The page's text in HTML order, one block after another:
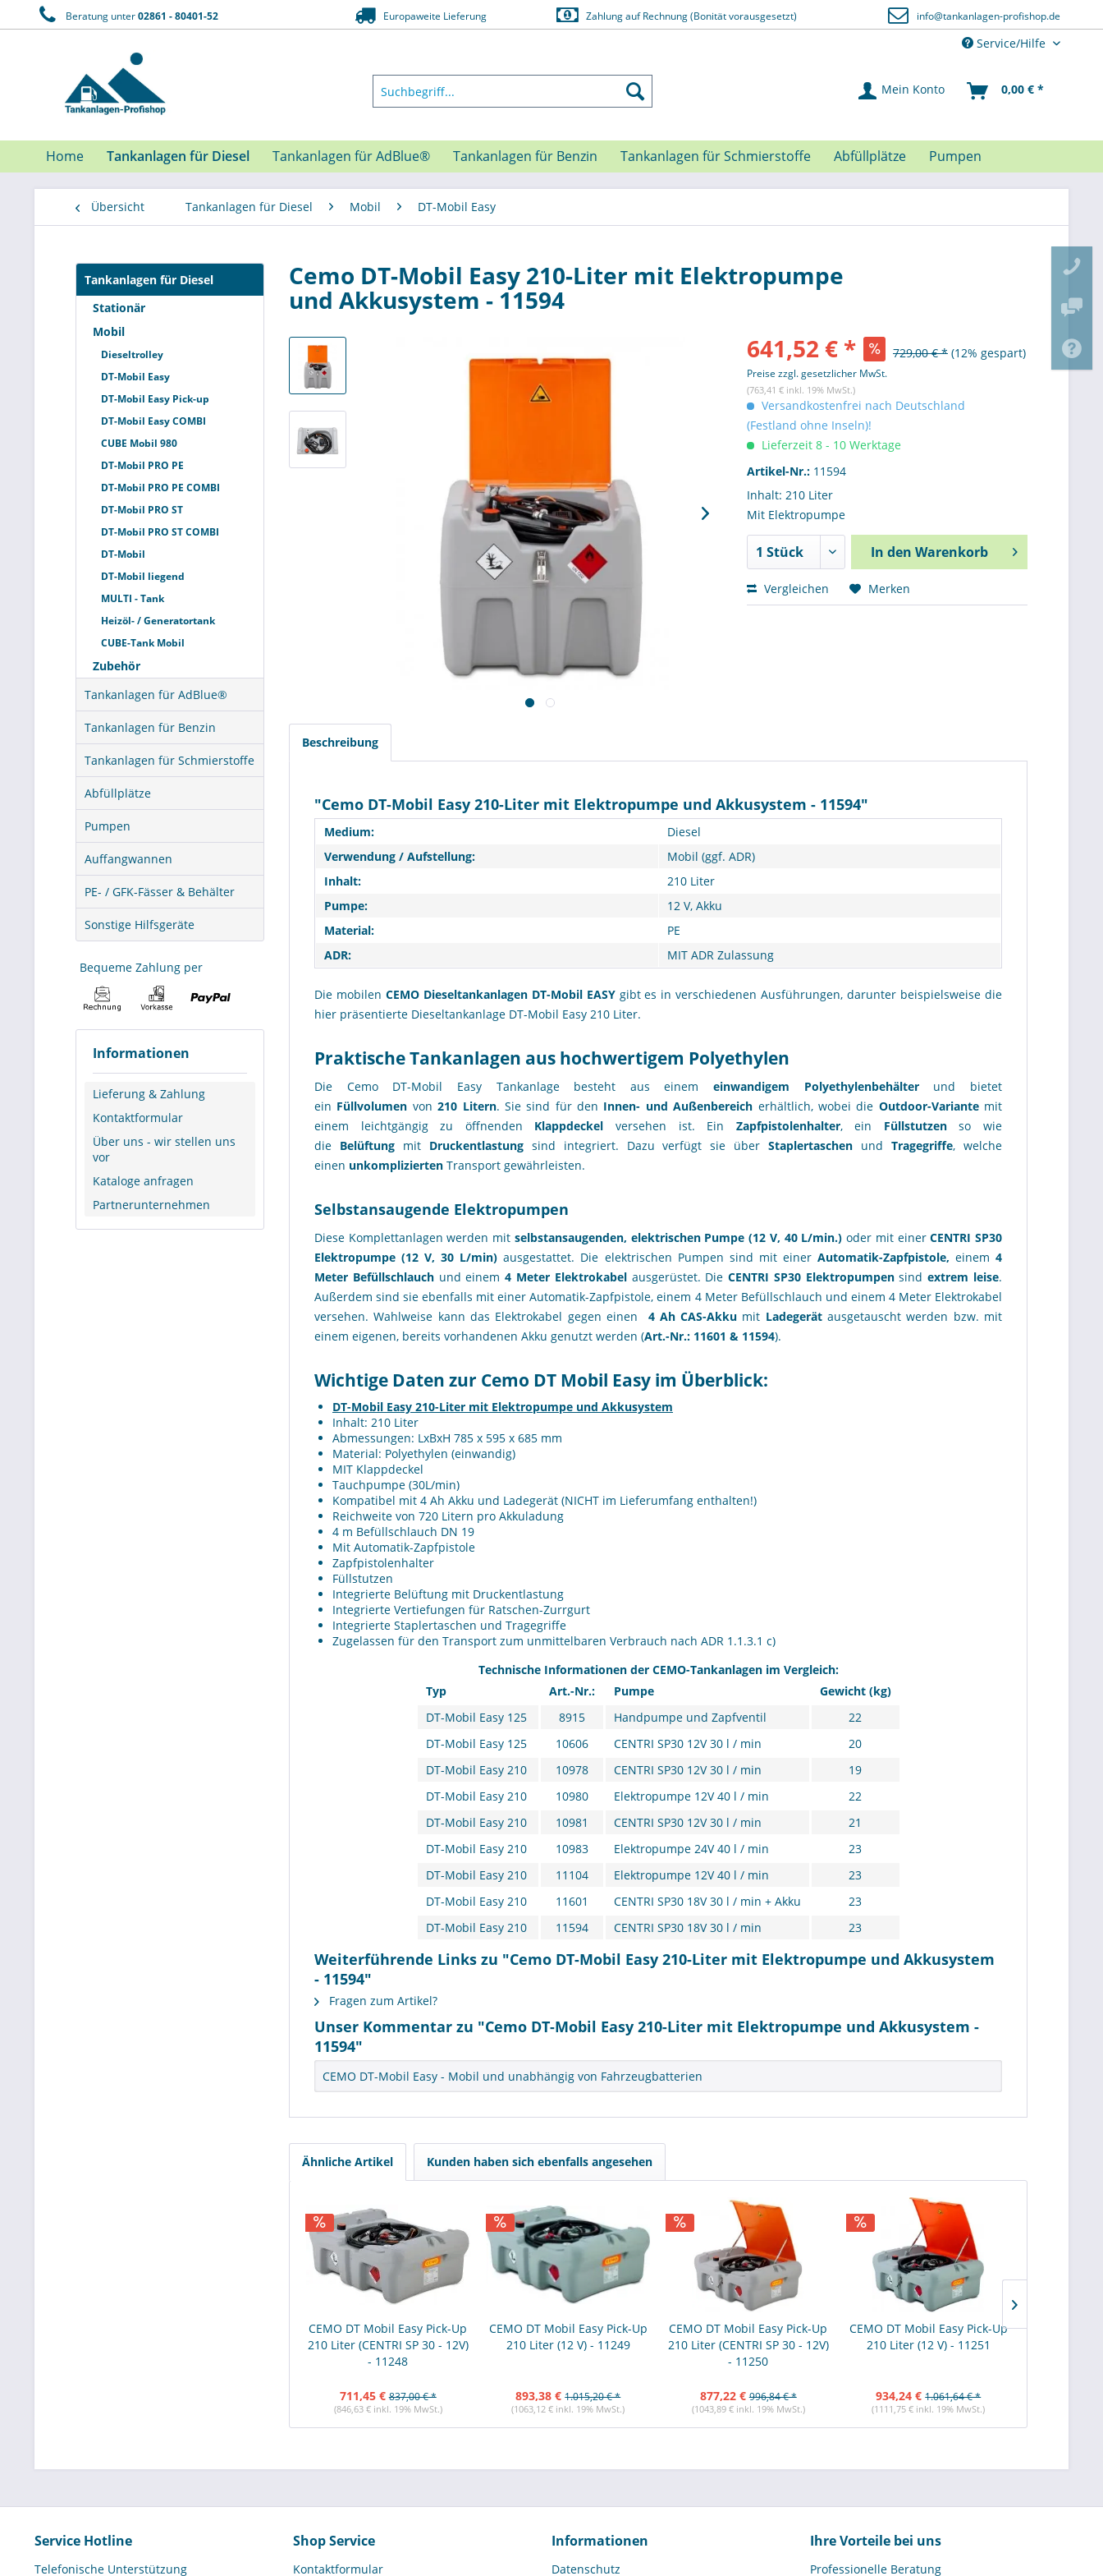
Beratung unter02861 - 80401-52 Europaweite Lieferung Zahlung auf Rechnung (Bonität vorausgesetzt) info@tankanlagen-profishop.de
Service/Hilfe
Mein Konto 0,00 € *
Home Tankanlagen für Diesel Tankanlagen für AdBlue® Tankanlagen für Benzin Tankanlagen für Schmierstoffe Abfüllplätze Pumpen
Übersicht Tankanlagen für Diesel Mobil DT-Mobil Easy
Tankanlagen für Diesel
Stationär
Mobil
Dieseltrolley
DT-Mobil Easy
DT-Mobil Easy Pick-up
DT-Mobil Easy COMBI
CUBE Mobil 980
DT-Mobil PRO PE
DT-Mobil PRO PE COMBI
DT-Mobil PRO ST
DT-Mobil PRO ST COMBI
DT-Mobil
DT-Mobil liegend
MULTI - Tank
Heizöl- / Generatortank
CUBE-Tank Mobil
Zubehör
Tankanlagen für AdBlue®
Tankanlagen für Benzin
Tankanlagen für Schmierstoffe
Abfüllplätze
Pumpen
Auffangwannen
PE- / GFK-Fässer & Behälter
Sonstige Hilfsgeräte
Bequeme Zahlung per
Informationen
Lieferung & Zahlung
Kontaktformular
Über uns - wir stellen uns
vor
Kataloge anfragen
Partnerunternehmen
Cemo DT-Mobil Easy 210-Liter mit Elektropumpe
und Akkusystem - 11594
641,52 € *
729,00 € * (12% gespart)
Preise zzgl. gesetzlicher MwSt.
(763,41 € inkl. 19% MwSt.)
Versandkostenfrei nach Deutschland
(Festland ohne Inseln)!
Lieferzeit 8 - 10 Werktage
Artikel-Nr.: 11594
Inhalt: 210 Liter
Mit Elektropumpe
In den Warenkorb
Vergleichen Merken
Beschreibung
"Cemo DT-Mobil Easy 210-Liter mit Elektropumpe und Akkusystem - 11594"
Medium:
Diesel
Verwendung / Aufstellung:
Mobil (ggf. ADR)
Inhalt:
210 Liter
Pumpe:
12 V, Akku
Material:
PE
ADR:
MIT ADR Zulassung
Die mobilen CEMO Dieseltankanlagen DT-Mobil EASY gibt es in verschiedenen Ausführungen, darunter beispielsweise die
hier präsentierte Dieseltankanlage DT-Mobil Easy 210 Liter.
Praktische Tankanlagen aus hochwertigem Polyethylen
Die Cemo DT-Mobil Easy Tankanlage besteht aus einemeinwandigem Polyethylenbehälterund bietet
ein Füllvolumen von210 Litern. Sie sind für den Innen- und Außenbereich erhältlich, wobei die Outdoor-Variantemit
einem leichtgängig zu öffnenden Klappdeckel versehen ist. Ein Zapfpistolenhalter, ein Füllstutzenso wie
die Belüftungmit Druckentlastungsind integriert. Dazu verfügt sie überStaplertaschen undTragegriffe, welche
einen unkomplizierten Transport gewährleisten.
Selbstansaugende Elektropumpen
Diese Komplettanlagen werden mit selbstansaugenden, elektrischen Pumpe (12 V, 40 L/min.) oder mit einerCENTRI SP30
Elektropumpe (12 V, 30 L/min)ausgestattet. Die elektrischen Pumpen sind mit einerAutomatik-Zapfpistole, einem 4
Meter Befüllschlauch und einem 4 Meter Elektrokabelausgerüstet. DieCENTRI SP30 Elektropumpensindextrem leise.
Außerdem sind sie ebenfalls mit einer Automatik-Zapfpistole, einem 4 Meter Befüllschlauch und einem 4 Meter Elektrokabel
versehen. Wahlweise kann das Elektrokabel gegen einen
4 Ah CAS-Akku mit Ladegerätausgetauscht werden bzw. mit
einem eigenen, bereits vorhandenen Akku genutzt werden (Art.-Nr.: 11601 & 11594).
Wichtige Daten zur Cemo DT Mobil Easy im Überblick:
DT-Mobil Easy 210-Liter mit Elektropumpe und Akkusystem
Inhalt: 210 Liter
Abmessungen: LxBxH 785 x 595 x 685 mm
Material: Polyethylen (einwandig)
MIT Klappdeckel
Tauchpumpe (30L/min)
Kompatibel mit 4 Ah Akku und Ladegerät (NICHT im Lieferumfang enthalten!)
Reichweite von 720 Litern pro Akkuladung
4 m Befüllschlauch DN 19
Mit Automatik-Zapfpistole
Zapfpistolenhalter
Füllstutzen
Integrierte Belüftung mit Druckentlastung
Integrierte Vertiefungen für Ratschen-Zurrgurt
Integrierte Staplertaschen und Tragegriffe
Zugelassen für den Transport zum unmittelbaren Verbrauch nach ADR 1.1.3.1 c)
Technische Informationen der CEMO-Tankanlagen im Vergleich:
Typ
Art.-Nr.: Pumpe
Gewicht (kg)
DT-Mobil Easy 125
8915 Handpumpe und Zapfventil
22
DT-Mobil Easy 125
10606 CENTRI SP30 12V 30 l / min
20
DT-Mobil Easy 210
10978 CENTRI SP30 12V 30 l / min
19
DT-Mobil Easy 210
10980 Elektropumpe 12V 40 l / min
22
DT-Mobil Easy 210
10981 CENTRI SP30 12V 30 l / min
21
DT-Mobil Easy 210
10983 Elektropumpe 24V 40 l / min
23
DT-Mobil Easy 210
11104 Elektropumpe 12V 40 l / min
23
DT-Mobil Easy 210
11601 CENTRI SP30 18V 30 l / min + Akku
23
DT-Mobil Easy 210
11594 CENTRI SP30 18V 30 l / min 23
Weiterführende Links zu "Cemo DT-Mobil Easy 210-Liter mit Elektropumpe und Akkusystem
- 11594"
Fragen zum Artikel?
Unser Kommentar zu "Cemo DT-Mobil Easy 210-Liter mit Elektropumpe und Akkusystem -
11594"
CEMO DT-Mobil Easy - Mobil und unabhängig von Fahrzeugbatterien
Ähnliche Artikel Kunden haben sich ebenfalls angesehen
CEMO DT Mobil Easy Pick-Up
210 Liter (CENTRI SP 30 - 12V)
- 11248
711,45 € 837,00 € *
(846,63 € inkl. 19% MwSt.)
CEMO DT Mobil Easy Pick-Up
210 Liter (12 V) - 11249
893,38 € 1.015,20 € *
(1063,12 € inkl. 19% MwSt.)
CEMO DT Mobil Easy Pick-Up
210 Liter (CENTRI SP 30 - 12V)
- 11250
877,22 € 996,84 € *
(1043,89 € inkl. 19% MwSt.)
CEMO DT Mobil Easy Pick-Up
210 Liter (12 V) - 11251
934,24 € 1.061,64 € *
(1111,75 € inkl. 19% MwSt.)
Service Hotline
Telefonische Unterstützung
Shop Service
Kontaktformular
Informationen
Datenschutz
Ihre Vorteile bei uns
Professionelle Beratung